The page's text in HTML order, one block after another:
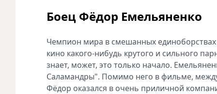
Боец Фёдор Емельяненко
Чемпион мира в смешанных
кино какого-нибудь крутого и сильного
знает, может, это только начало.
Саламандры". Помимо него в фильме,
Фёдор оказался в очень приличной